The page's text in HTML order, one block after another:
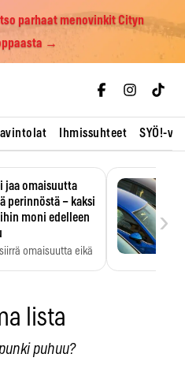
parhaat menovinkit Cityn
→
Ihmissuhteet SYÖ!-
jaa omaisuutta
perinnöstä – kaksi
moni edelleen
omaisuutta eikä
›
lista
puhuu?